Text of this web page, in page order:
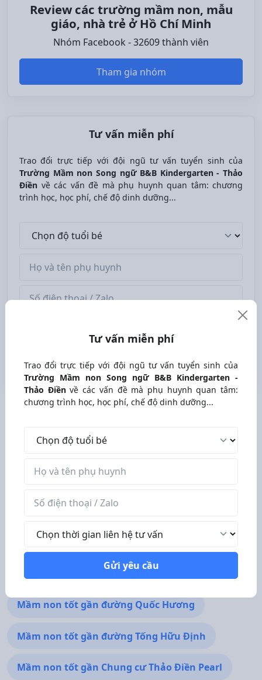
Review các trường mầm non, mẫu
giáo, nhà trẻ ở Hồ Chí Minh
Nhóm Facebook - 32609 thành viên
Tham gia nhóm
Tư vấn miễn phí
Trao đổi trực tiếp với đội ngũ tư vấn tuyển sinh của
Trường Mầm non Song ngữ B&B Kindergarten - Thảo
Điền về các vấn đề mà phụ huynh quan tâm: chương
trình học, học phí, chế độ dinh dưỡng...
Gửi yêu cầu
theo vị trí
Mầm non tốt gần đường Ngô Quang Huy
Mầm non tốt gần đường Lê Văn Miến
Mầm non tốt gần The Ascent
Mầm non tốt gần đường Quốc Hương
Mầm non tốt gần đường Tống Hữu Định
Mầm non tốt gần Chung cư Thảo Điền Pearl
Tư vấn miễn phí
Trao đổi trực tiếp với đội ngũ tư vấn tuyển sinh của
Trường Mầm non Song ngữ B&B Kindergarten -
Thảo Điềnvề các vấn đề mà phụ huynh quan tâm:
chương trình học, học phí, chế độ dinh dưỡng...
Gửi yêu cầu